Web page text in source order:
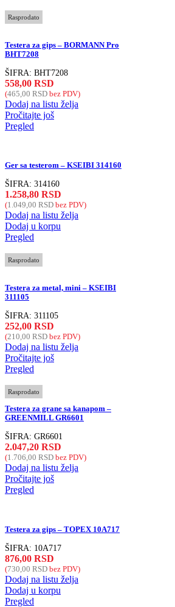
Rasprodato
Testera za gips – BORMANN Pro
BHT7208
ŠIFRA: BHT7208
558,00 RSD
(465,00 RSD bez PDV)
Dodaj na listu želja
Pročitajte još
Pregled
Ger sa testerom – KSEIBI 314160
ŠIFRA: 314160
1.258,80 RSD
(1.049,00 RSD bez PDV)
Dodaj na listu želja
Dodaj u korpu
Pregled
Rasprodato
Testera za metal, mini – KSEIBI
311105
ŠIFRA: 311105
252,00 RSD
(210,00 RSD bez PDV)
Dodaj na listu želja
Pročitajte još
Pregled
Rasprodato
Testera za grane sa kanapom –
GREENMILL GR6601
ŠIFRA: GR6601
2.047,20 RSD
(1.706,00 RSD bez PDV)
Dodaj na listu želja
Pročitajte još
Pregled
Testera za gips – TOPEX 10A717
ŠIFRA: 10A717
876,00 RSD
(730,00 RSD bez PDV)
Dodaj na listu želja
Dodaj u korpu
Pregled